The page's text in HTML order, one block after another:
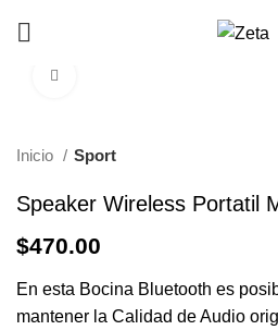
Inicio Sport
Speaker Wireless Portatil
$470.00
En esta Bocina Bluetooth es
mantener la Calidad de Audio
país